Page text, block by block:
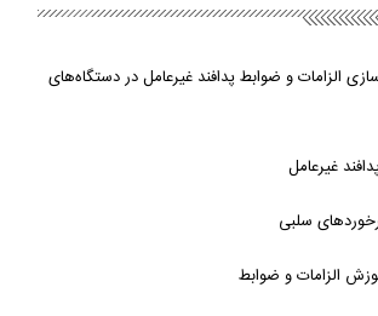
الزامات و ضوابط پدافند غیرعامل در دستگاه‌های
غیرعامل
سلبی
الزامات و ضوابط